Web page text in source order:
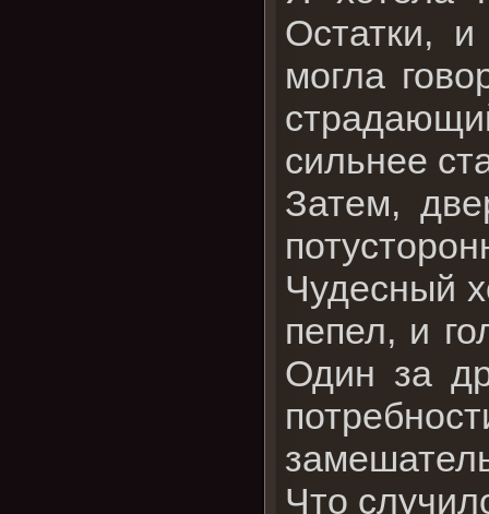
Остатки,
могла
сильнее
Затем,
Чудесный
пепел, и
Один за
Что